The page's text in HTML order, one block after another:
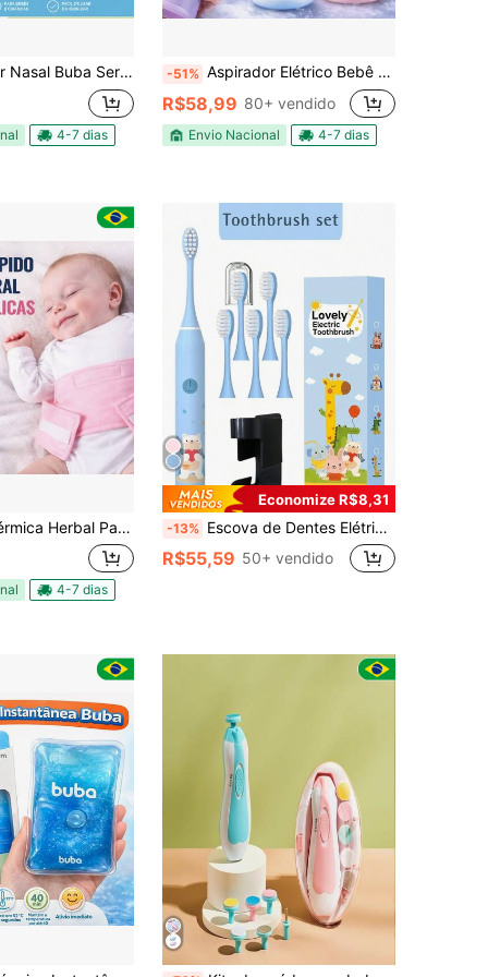
com Bico Silicone Zoo Leão e Unicórnio Bebe Infantil
4-7 dias
-51% Aspirador Elétrico Bebê Sução Ajustável Com Luzes Calmantes E Música Silencioso Recarregável Alívio Imediato
R$58,99 80+ vendido
Envio Nacional 4-7 dias
Para Cólica Dores Bebe Buba
4-7 dias
Economize R$8,31
-13% Escova de Dentes Elétrica com 6 Cabeças de Escova, Carregamento USB, 5 Modos, Escova de Dentes Elétrica Inteligente para Saúde Bucal, Inclui Suporte e Tampa Antipoeira
R$55,59 50+ vendido
Quase esgotado!